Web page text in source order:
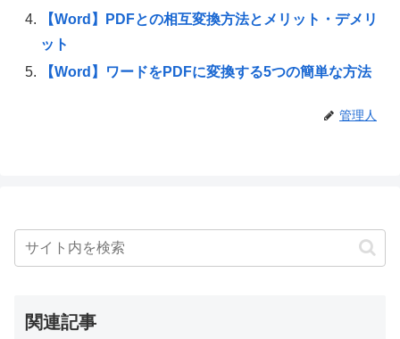
【Word】PDFとの相互変換方法とメリット・デメリ
ット
【Word】ワードをPDFに変換する5つの簡単な方法
管理人
関連記事